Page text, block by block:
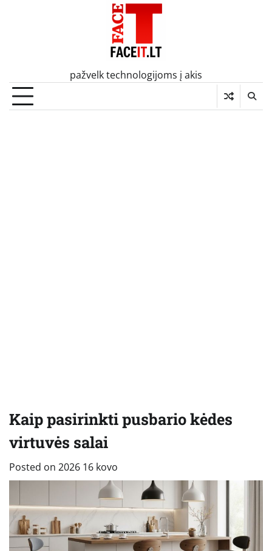
pažvelk technologijoms į akis
Kaip pasirinkti pusbario kėdes
virtuvės salai
Posted on 2026 16 kovo